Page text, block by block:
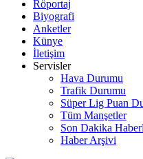
Röportaj
Biyografi
Anketler
Künye
İletişim
Servisler
Hava Durumu
Trafik Durumu
Süper Lig Puan
Tüm Manşetler
Son Dakika
Haber Arşivi